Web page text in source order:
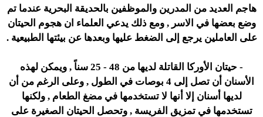
هاجم العديد من المدرين والموظفين بالحديقة البحرية عندما تم
وضع بعضها في الاسر , ومع ذلك يدعي العلماء ان هجوم الحيتان
على العاملين يرجع إلى الضغط عليها وبعدها عن بيئتها الطبيعية .
- حيتان الأوركا القاتلة لديها من 48 - 25 سناً , ويمكن لهذه
الأسنان أن تصل إلى 4 بوصات في الطول , وعلى الرغم من أن
لديها أسنان إلا أنها لا تستخدمها في مضغ الطعام , ولكنها
تستخدمها في تمزيق الفريسة , وتحصل الحيتان الصغيرة على